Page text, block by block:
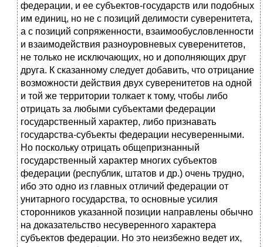
федерации, и ее субъектов-государств или подобных
им единиц, но не с позиций делимости суверенитета,
а с позиций сопряженности, взаимообусловленности
и взаимодействия разноуровневых суверенитетов,
не только не исключающих, но и дополняющих друг
друга. К сказанному следует добавить, что отрицание
возможности действия двух суверенитетов на одной
и той же террито­рии толкает к тому, чтобы либо
отрицать за любыми субъектами феде­рации
государственный характер, либо признавать
государства-субъ­екты федерации несуверенными.
Но поскольку отрицать общепри­знанный
государственный характер многих субъектов
федерации (рес­публик, штатов и др.) очень трудно,
ибо это одно из главных отличий федерации от
унитарного государства, то основные усилия
сторонни­ков указанной позиции направлены обычно
на доказательство несуверенного характера
субъектов федерации. Но это неизбежно ведет их,